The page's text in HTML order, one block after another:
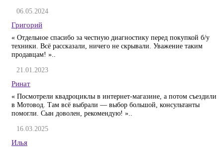
06.05.2024
Григорий
« Отдельное спасибо за честную диагностику перед покупкой б/у
техники. Всё рассказали, ничего не скрывали. Уважение таким
продавцам! »..
21.01.2023
Ринат
« Посмотрели квадроциклы в интернет-магазине, а потом съездили
в Мотовод. Там всё выбрали — выбор большой, консультанты
помогли. Сын доволен, рекомендую! »..
16.03.2025
Илья